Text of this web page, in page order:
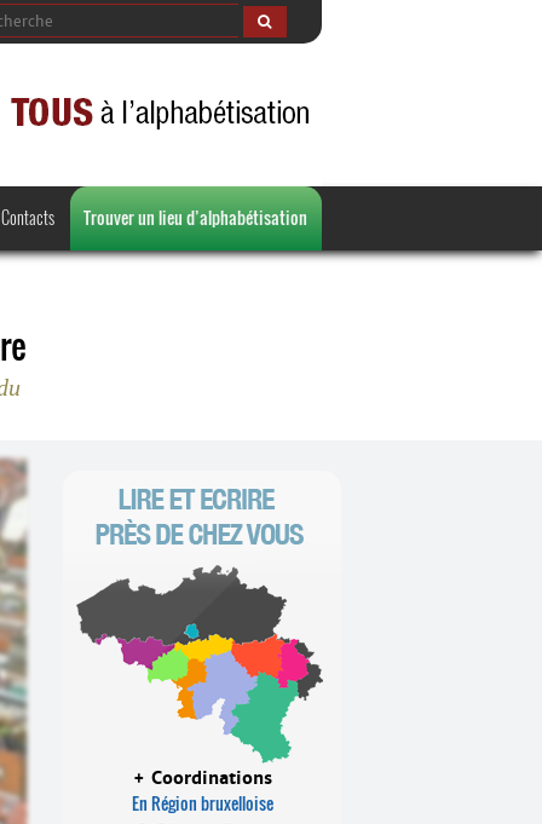
Contacts Trouver un lieu d’alphabétisation
+ Coordinations
En Région bruxelloise